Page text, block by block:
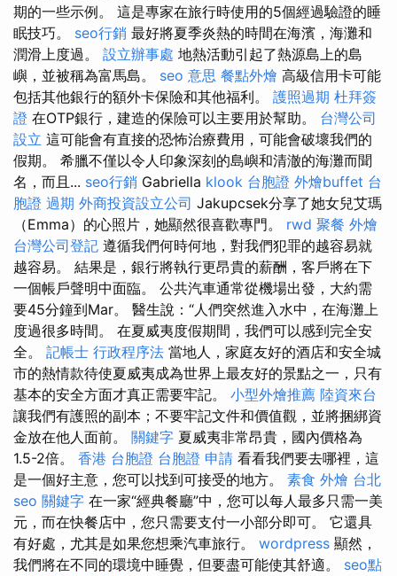
期的一些示例。 這是專家在旅行時使用的5個經過驗證的睡
眠技巧。 seo行銷 最好將夏季炎熱的時間在海濱，海灘和
潤滑上度過。 設立辦事處 地熱活動引起了熱源島上的島
嶼，並被稱為富馬島。 seo 意思 餐點外燴 高級信用卡可能
包括其他銀行的額外卡保險和其他福利。 護照過期 杜拜簽
證 在OTP銀行，建造的保險可以主要用於幫助。 台灣公司
設立 這可能會有直接的恐怖治療費用，可能會破壞我們的
假期。 希臘不僅以令人印象深刻的島嶼和清澈的海灘而聞
名，而且... seo行銷 Gabriella klook 台胞證 外燴buffet 台
胞證 過期 外商投資設立公司 Jakupcsek分享了她女兒艾瑪
（Emma）的心照片，她顯然很喜歡專門。 rwd 聚餐 外燴
台灣公司登記 遵循我們何時何地，對我們犯罪的越容易就
越容易。 結果是，銀行將執行更昂貴的薪酬，客戶將在下
一個帳戶聲明中面臨。 公共汽車通常從機場出發，大約需
要45分鐘到Mar。 醫生說：“人們突然進入水中，在海灘上
度過很多時間。 在夏威夷度假期間，我們可以感到完全安
全。 記帳士 行政程序法 當地人，家庭友好的酒店和安全城
市的熱情款待使夏威夷成為世界上最友好的景點之一，只有
基本的安全方面才真正需要牢記。 小型外燴推薦 陸資來台
讓我們有護照的副本；不要牢記文件和價值觀，並將捆綁資
金放在他人面前。 關鍵字 夏威夷非常昂貴，國內價格為
1.5-2倍。 香港 台胞證 台胞證 申請 看看我們要去哪裡，這
是一個好主意，您可以找到可接受的地方。 素食 外燴 台北
seo 關鍵字 在一家“經典餐廳”中，您可以每人最多只需一美
元，而在快餐店中，您只需要支付一小部分即可。 它還具
有好處，尤其是如果您想乘汽車旅行。 wordpress 顯然，
我們將在不同的環境中睡覺，但要盡可能使其舒適。 seo點